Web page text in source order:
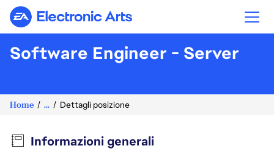
Electronic Arts
Software Engineer - Server
Home ... Dettagli posizione
Informazioni generali